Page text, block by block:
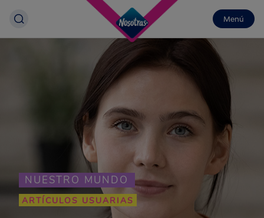
Menú
NUESTRO MUNDO
ARTÍCULOS USUARIAS